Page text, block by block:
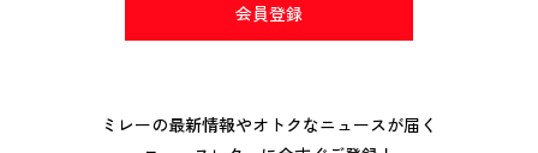
会員登録
ミレーの最新情報やオトクなニュースが届く